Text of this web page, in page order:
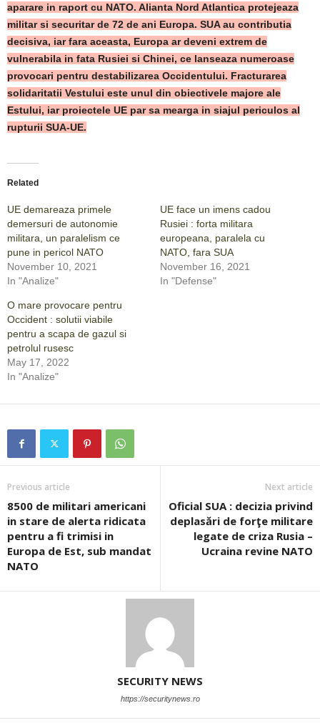
aparare in raport cu NATO. Alianta Nord Atlantica protejeaza
militar si securitar de 72 de ani Europa. SUA au contributia
decisiva, iar fara aceasta, Europa ar deveni extrem de
vulnerabila in fata Rusiei si Chinei, ce lanseaza numeroase
provocari pentru destabilizarea Occidentului. Fracturarea
solidaritatii Vestului este unul din obiectivele majore ale
Estului, iar proiectele UE par sa mearga in siajul periculos al
rupturii SUA-UE.
Related
UE demareaza primele
demersuri de autonomie
militara, un paralelism ce
pune in pericol NATO
November 10, 2021
In "Analize"
UE face un imens cadou
Rusiei : forta militara
europeana, paralela cu
NATO, fara SUA
November 16, 2021
In "Defense"
O mare provocare pentru
Occident : solutii viabile
pentru a scapa de gazul si
petrolul rusesc
May 17, 2022
In "Analize"
Previous article
8500 de militari americani
in stare de alerta ridicata
pentru a fi trimisi in
Europa de Est, sub mandat
NATO
Next article
Oficial SUA : decizia privind
deplasări de forţe militare
legate de criza Rusia –
Ucraina revine NATO
SECURITY NEWS
https://securitynews.ro